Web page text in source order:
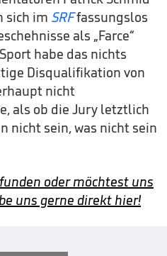
sich im SRFfassungslos
als „Farce“
habe das nichts
Disqualifikation von
nicht
als ob die Jury letztlich
nicht sein, was nicht sein
oder möchtest uns
uns gerne direkt hier!